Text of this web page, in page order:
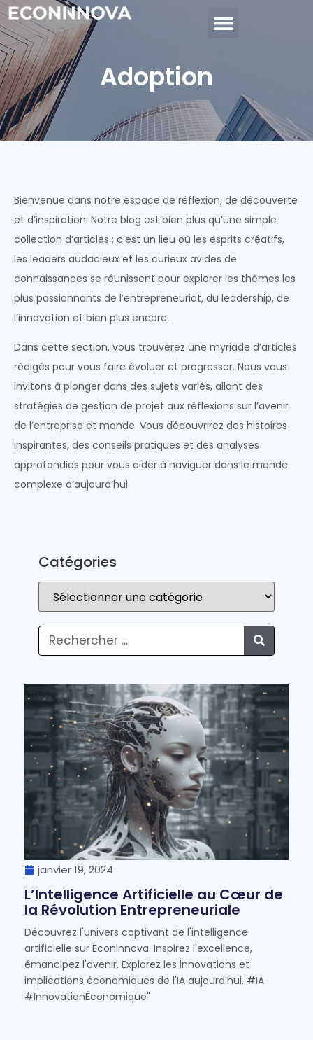
Adoption
Bienvenue dans notre espace de réflexion, de découverte
et d’inspiration. Notre blog est bien plus qu’une simple
collection d’articles ; c’est un lieu où les esprits créatifs,
les leaders audacieux et les curieux avides de
connaissances se réunissent pour explorer les thèmes les
plus passionnants de l’entrepreneuriat, du leadership, de
l’innovation et bien plus encore.
Dans cette section, vous trouverez une myriade d’articles
rédigés pour vous faire évoluer et progresser. Nous vous
invitons à plonger dans des sujets variés, allant des
stratégies de gestion de projet aux réflexions sur l’avenir
de l’entreprise et monde. Vous découvrirez des histoires
inspirantes, des conseils pratiques et des analyses
approfondies pour vous aider à naviguer dans le monde
complexe d’aujourd’hui
Catégories
janvier 19, 2024
L’Intelligence Artificielle au Cœur de
la Révolution Entrepreneuriale
Découvrez l'univers captivant de l'intelligence
artificielle sur Econinnova. Inspirez l'excellence,
émancipez l'avenir. Explorez les innovations et
implications économiques de l'IA aujourd'hui. #IA
#InnovationÉconomique"